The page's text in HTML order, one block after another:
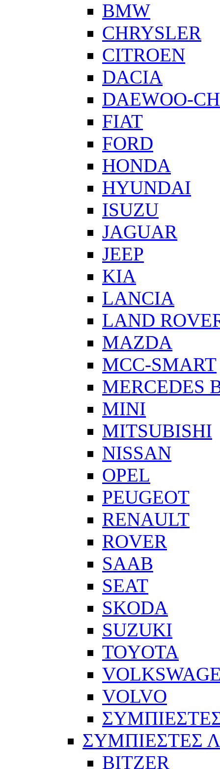
BMW
CHRYSLER
CITROEN
DACIA
DAEWOO-
FIAT
FORD
HONDA
HYUNDAI
ISUZU
JAGUAR
JEEP
KIA
LANCIA
LAND
MAZDA
MCC-SMART
MERCEDES
MINI
MITSUBISHI
NISSAN
OPEL
PEUGEOT
RENAULT
ROVER
SAAB
SEAT
SKODA
SUZUKI
TOYOTA
VOLVO
ΣΥΜΠΙΕΣΤΕΣ
BITZER